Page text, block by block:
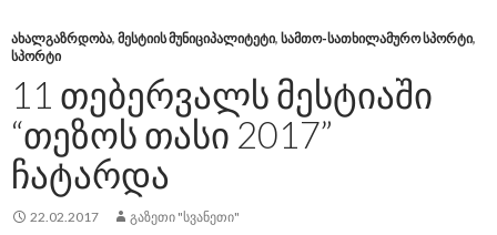
ᲐᲮᲐᲚᲒᲐᲖᲠᲓᲝᲑᲐ, ᲛᲔᲡᲢᲘᲘᲡ ᲛᲣᲜᲘᲪᲘᲞᲐᲚᲘᲢᲔᲢᲘ, ᲡᲐᲛᲗᲝ-ᲡᲐᲗᲮᲘᲚᲐᲛᲣᲠᲝ ᲡᲞᲝᲠᲢᲘ,
ᲡᲞᲝᲠᲢᲘ
11 ᲗᲔᲑᲔᲠᲕᲐᲚᲡ ᲛᲔᲡᲢᲘᲐᲨᲘ
“ᲗᲔᲖᲝᲡ ᲗᲐᲡᲘ 2017”
ᲩᲐᲢᲐᲠᲓᲐ
22.02.2017 ᲒᲐᲖᲔᲗᲘ "ᲡᲕᲐᲜᲔᲗᲘ"